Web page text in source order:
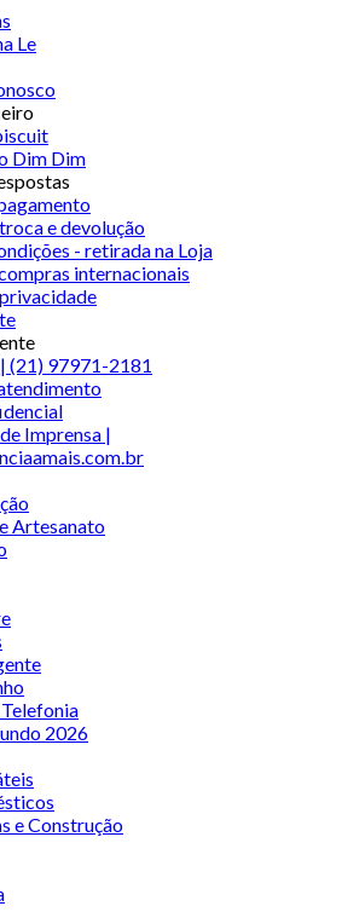
Le
Dim Dim
e devolução
- retirada na Loja
internacionais
(21) 97971-2181
Imprensa |
Artesanato
2026
e Construção